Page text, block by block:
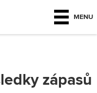
MENU
zápasů